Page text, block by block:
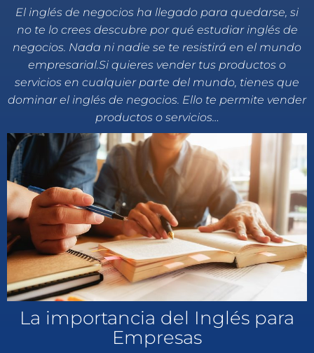
El inglés de negocios ha llegado para quedarse, si
no te lo crees descubre por qué estudiar inglés de
negocios. Nada ni nadie se te resistirá en el mundo
empresarial.Si quieres vender tus productos o
servicios en cualquier parte del mundo, tienes que
dominar el inglés de negocios. Ello te permite vender
productos o servicios…
La importancia del Inglés para
Empresas